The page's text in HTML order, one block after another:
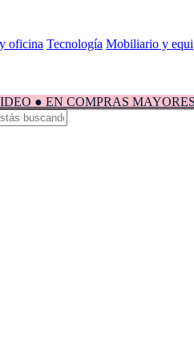
oficina Tecnología Mobiliario y
● EN COMPRAS